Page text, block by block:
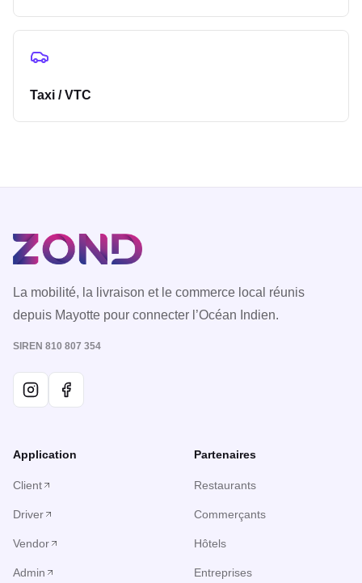
Taxi / VTC
La mobilité, la livraison et le commerce local réunis
depuis Mayotte pour connecter l’Océan Indien.
SIREN 810 807 354
Application
Client
Driver
Vendor
Admin
Partenaires
Restaurants
Commerçants
Hôtels
Entreprises